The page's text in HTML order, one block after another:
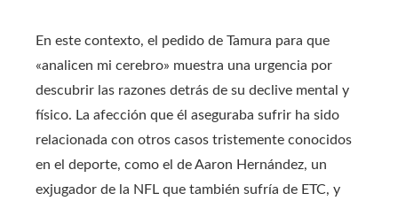
En este contexto, el pedido de Tamura para que
«analicen mi cerebro» muestra una urgencia por
descubrir las razones detrás de su declive mental y
físico. La afección que él aseguraba sufrir ha sido
relacionada con otros casos tristemente conocidos
en el deporte, como el de Aaron Hernández, un
exjugador de la NFL que también sufría de ETC, y